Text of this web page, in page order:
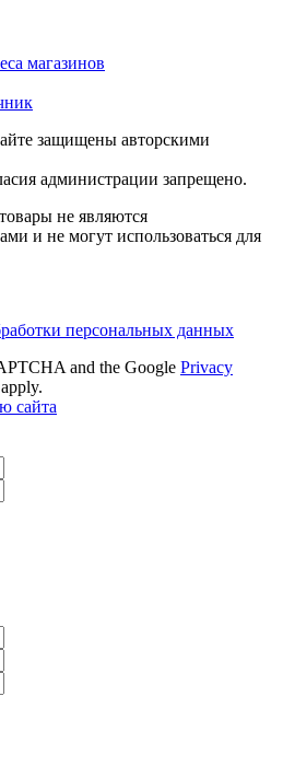
магазинов
защищены авторскими
администрации запрещено.
не являются
и не могут использоваться для
персональных данных
and the Google Privacy
apply.
сайта